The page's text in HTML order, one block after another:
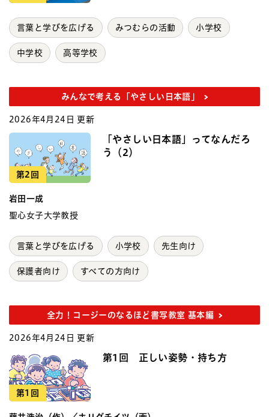
言葉と学びを広げる みつむらの活動 小学校
中学校 高等学校
みんなで考える「やさしい日本語」
2026年4月24日 更新
第2回
「やさしい日本語」ってなんだろ
う（2）
岩田一成
聖心女子大学教授
言葉と学びを広げる 小学校 先生向け
保護者向け すべての方向け
全力！コージーのなるほど書写教室 基本編
2026年4月24日 更新
第1回
第1回 正しい姿勢・持ち方